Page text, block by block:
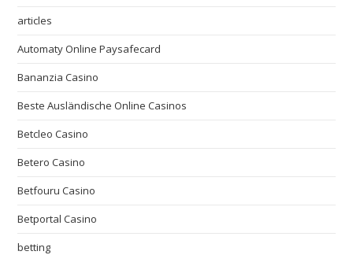
articles
Automaty Online Paysafecard
Bananzia Casino
Beste Ausländische Online Casinos
Betcleo Casino
Betero Casino
Betfouru Casino
Betportal Casino
betting